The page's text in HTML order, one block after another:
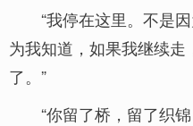
“我停在这里。不是
为我知道，如果我继续
了。”
“你留了桥，留了织